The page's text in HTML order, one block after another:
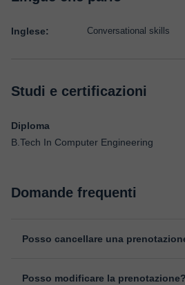
Inglese: Conversational skills
Studi e certificazioni
Diploma
B.Tech In Computer Engineering
Domande frequenti
Posso cancellare una
prima della lezione, indicando il motivo
Posso modificare la prenotazione?